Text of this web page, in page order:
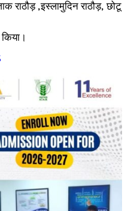
राठौड़ ,इस्लामुदिन राठौड़, छोटू